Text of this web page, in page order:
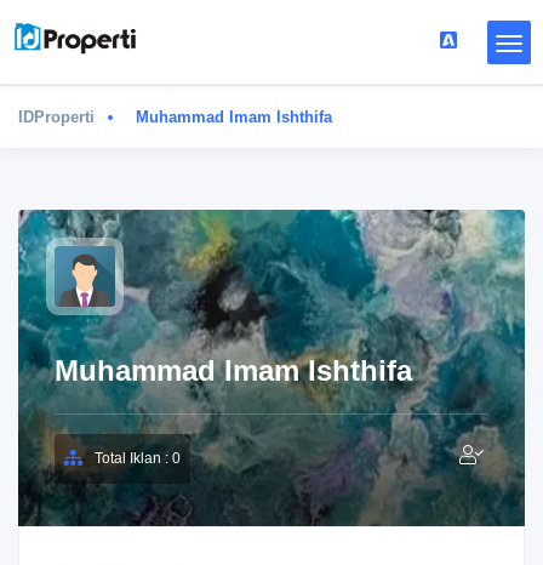
IDProperti Muhammad Imam Ishthifa
Muhammad Imam Ishthifa
Total Iklan : 0